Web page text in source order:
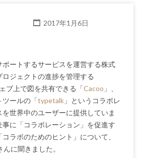
2017年1月6日
ートするサービスを運営する株式
ジェクトの進捗を管理する
ブ上で図を共有できる「Cacoo 」、
ツールの「typetalk 」というコラボレ
世界中のユーザーに提供していま
に「コラボレーション」を促進す
ラボのためのヒント」について、
に聞きました。